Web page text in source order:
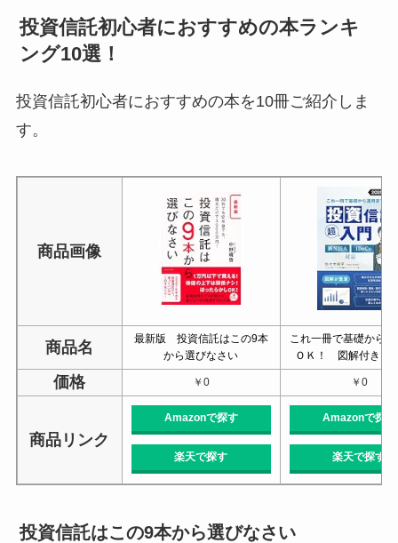
投資信託初心者におすすめの本ランキ
ング10選！
投資信託初心者におすすめの本を10冊ご紹介しま
す。
商品画像
商品名
最新版 投資信託はこの9本
から選びなさい
これ一冊で基礎から
ＯＫ！ 図解付き
価格 ￥0 ￥0
商品リンク
Amazonで探す
楽天で探す
Amazonで探す
楽天で探す
投資信託はこの9本から選びなさい